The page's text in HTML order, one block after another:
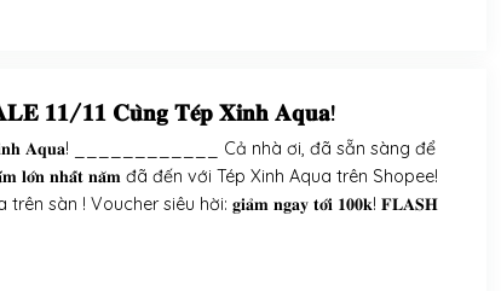
𝟏𝟏/𝟏𝟏 𝐂𝐮̀𝐧𝐠 𝐓𝐞́𝐩 𝐗𝐢𝐧𝐡 𝐀𝐪𝐮𝐚!
𝐀𝐪𝐮𝐚! ____________ Cả nhà ơi, đã sẵn sàng để
𝐥𝐨̛́𝐧 𝐧𝐡𝐚̂́𝐭 𝐧𝐚̆𝐦 đã đến với Tép Xinh Aqua trên Shopee!
sàn ! Voucher siêu hời: 𝐠𝐢𝐚̉𝐦 𝐧𝐠𝐚𝐲 𝐭𝐨̛́𝐢 𝟏𝟎𝟎𝐤! 𝐅𝐋𝐀𝐒𝐇